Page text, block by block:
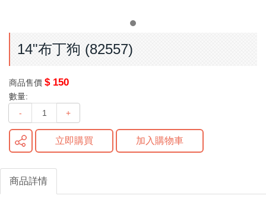
14"布丁狗 (82557)
商品售價 $ 150
數量:
-
+
立即購買 加入購物車
商品詳情